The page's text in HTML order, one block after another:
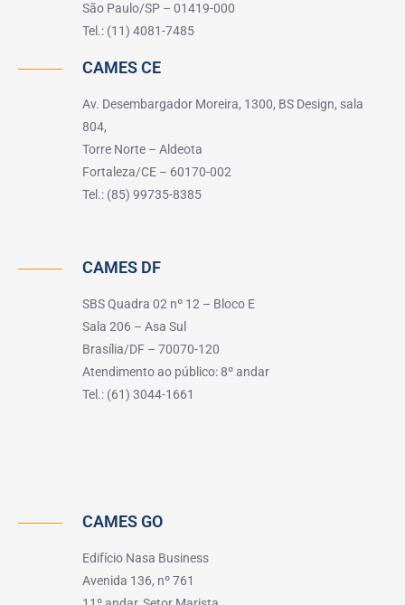
São Paulo/SP – 01419-000
Tel.: (11) 4081-7485
CAMES CE
Av. Desembargador Moreira, 1300, BS Design, sala
804,
Torre Norte – Aldeota
Fortaleza/CE – 60170-002
Tel.: (85) 99735-8385
CAMES DF
SBS Quadra 02 nº 12 – Bloco E
Sala 206 – Asa Sul
Brasília/DF – 70070-120
Atendimento ao público: 8º andar
Tel.: (61) 3044-1661
CAMES GO
Edifício Nasa Business
Avenida 136, nº 761